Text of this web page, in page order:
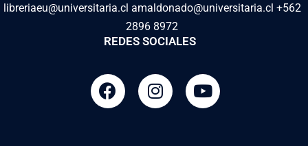
libreriaeu@universitaria.cl amaldonado@universitaria.cl +562
2896 8972
REDES SOCIALES